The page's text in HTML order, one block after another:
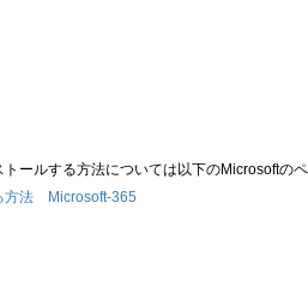
ールする方法については以下のMicrosoftのペ
方法 Microsoft-365